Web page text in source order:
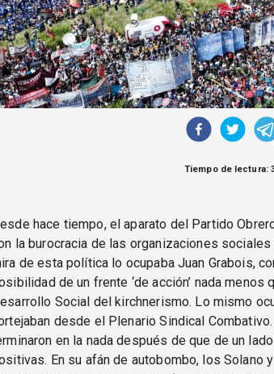
Tiempo de lectura:
hace tiempo, el aparato del Partido
la burocracia de las organizaciones sociales
de esta política lo ocupaba Juan Grabois,
de un frente ‘de acción’ nada
Social del kirchnerismo. Lo mismo
desde el Plenario Sindical
en la nada después de que de un
En su afán de autobombo, los Solano